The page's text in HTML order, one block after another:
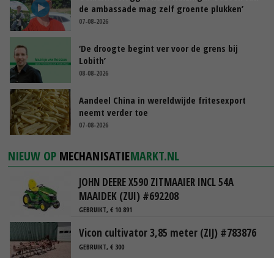
de ambassade mag zelf groente plukken’
07-08-2026
‘De droogte begint ver voor de grens bij
Lobith’
08-08-2026
Aandeel China in wereldwijde fritesexport
neemt verder toe
07-08-2026
NIEUW OP MECHANISATIEMARKT.NL
JOHN DEERE X590 ZITMAAIER INCL 54A
MAAIDEK (ZUI) #692208
GEBRUIKT, € 10.891
Vicon cultivator 3,85 meter (ZIJ) #783876
GEBRUIKT, € 300